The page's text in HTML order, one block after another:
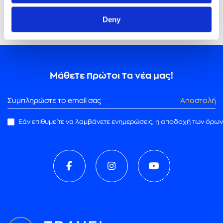
Deny
Μάθετε πρώτοι τα νέα μας!
Αποστολή
Εάν επιθυμείτε να λαμβάνετε ενημερώσεις, η αποδοχή των όρων